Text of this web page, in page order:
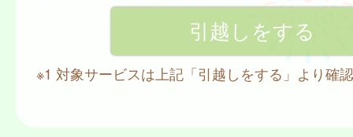
※1 対象サービスは上記「引越しをする」より確